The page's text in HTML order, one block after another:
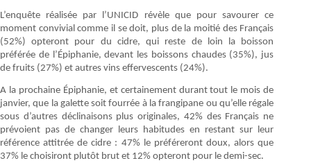
L’enquête réalisée par l’UNICID révèle que pour savourer ce
moment convivial comme il se doit, plus de la moitié des Français
(52%) opteront pour du cidre, qui reste de loin la boisson
préférée de l’Épiphanie, devant les boissons chaudes (35%), jus
de fruits (27%) et autres vins effervescents (24%).
A la prochaine Épiphanie, et certainement durant tout le mois de
janvier, que la galette soit fourrée à la frangipane ou qu’elle régale
sous d’autres déclinaisons plus originales, 42% des Français ne
prévoient pas de changer leurs habitudes en restant sur leur
référence attitrée de cidre : 47% le préféreront doux, alors que
37% le choisiront plutôt brut et 12% opteront pour le demi-sec.